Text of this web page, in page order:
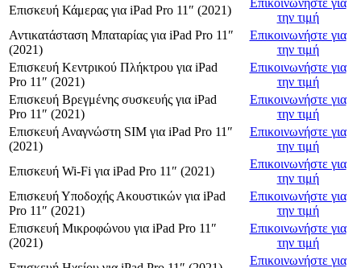
Επισκευή Κάμερας για iPad Pro 11″ (2021)
Επικοινωνήστε για
την τιμή
Αντικατάσταση Μπαταρίας για iPad Pro 11″
(2021)
Επικοινωνήστε για
την τιμή
Επισκευή Κεντρικού Πλήκτρου για iPad
Pro 11″ (2021)
Επικοινωνήστε για
την τιμή
Επισκευή Βρεγμένης συσκευής για iPad
Pro 11″ (2021)
Επικοινωνήστε για
την τιμή
Επισκευή Αναγνώστη SIM για iPad Pro 11″
(2021)
Επικοινωνήστε για
την τιμή
Επισκευή Wi-Fi για iPad Pro 11″ (2021)
Επικοινωνήστε για
την τιμή
Επισκευή Υποδοχής Ακουστικών για iPad
Pro 11″ (2021)
Επικοινωνήστε για
την τιμή
Επισκευή Μικροφώνου για iPad Pro 11″
(2021)
Επικοινωνήστε για
την τιμή
Επικοινωνήστε για